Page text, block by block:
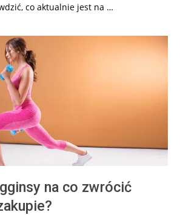
co aktualnie jest na …
na co zwrócić